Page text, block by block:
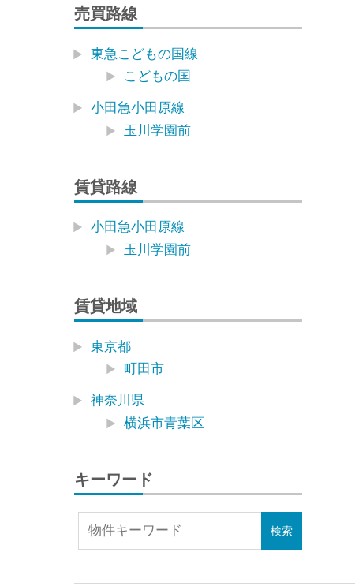
売買路線
東急こどもの国線
こどもの国
小田急小田原線
玉川学園前
賃貸路線
小田急小田原線
玉川学園前
賃貸地域
東京都
町田市
神奈川県
横浜市青葉区
キーワード